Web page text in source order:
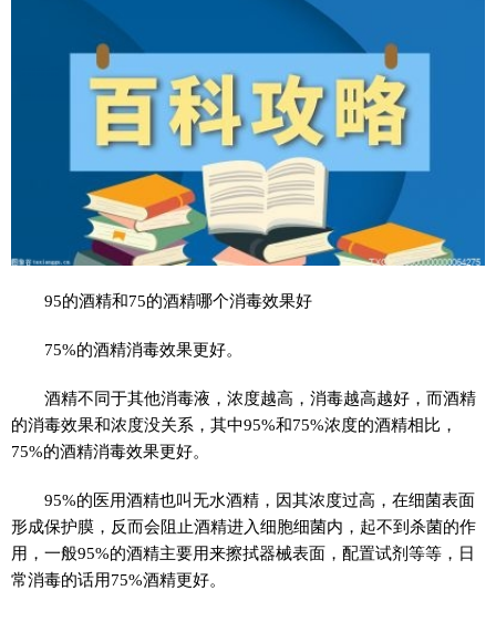
95的酒精和75的酒精哪个消毒效果好
75%的酒精消毒效果更好。
酒精不同于其他消毒液，浓度越高，消毒越高越好，而酒精
的消毒效果和浓度没关系，其中95%和75%浓度的酒精相比，
75%的酒精消毒效果更好。
95%的医用酒精也叫无水酒精，因其浓度过高，在细菌表面
形成保护膜，反而会阻止酒精进入细胞细菌内，起不到杀菌的作
用，一般95%的酒精主要用来擦拭器械表面，配置试剂等等，日
常消毒的话用75%酒精更好。